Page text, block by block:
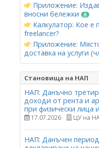
Приложение:
вносни бележки
Калкулатор: Кое е
freelancer?
Приложение:
доставка на услуги
Становища на НАП
НАП: Данъчно
доходи от рента и
при физически лица
17.07.2026 ЦУ на
НАП: Данъчен